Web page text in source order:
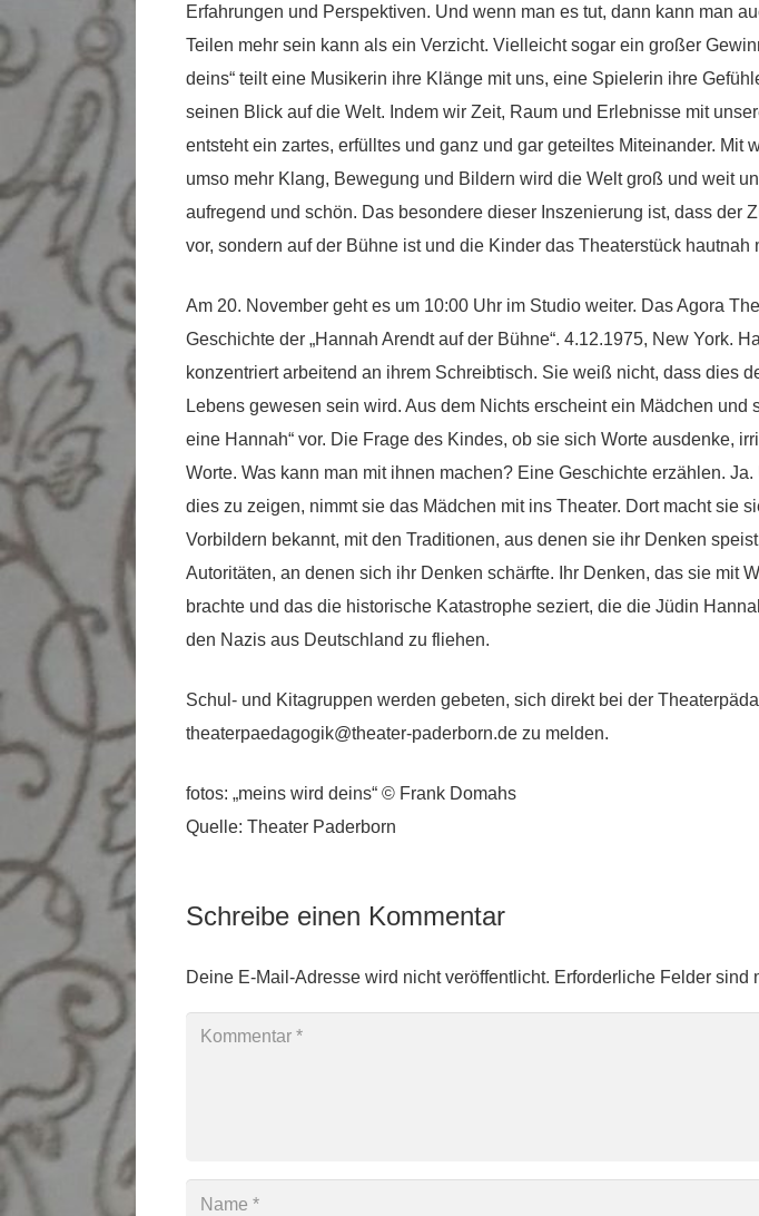
Erfahrungen und Perspektiven. Und wenn man es tut, dann kann man
Teilen mehr sein kann als ein Verzicht. Vielleicht sogar ein großer
deins“ teilt eine Musikerin ihre Klänge mit uns, eine Spielerin ihre
seinen Blick auf die Welt. Indem wir Zeit, Raum und Erlebnisse mit
entsteht ein zartes, erfülltes und ganz und gar geteiltes Miteinander. Mit
umso mehr Klang, Bewegung und Bildern wird die Welt groß und weit
aufregend und schön. Das besondere dieser Inszenierung ist, dass der
vor, sondern auf der Bühne ist und die Kinder das Theaterstück hautnah
Am 20. November geht es um 10:00 Uhr im Studio weiter. Das Agora
Geschichte der „Hannah Arendt auf der Bühne“. 4.12.1975, New York.
konzentriert arbeitend an ihrem Schreibtisch. Sie weiß nicht, dass dies
Lebens gewesen sein wird. Aus dem Nichts erscheint ein Mädchen und
eine Hannah“ vor. Die Frage des Kindes, ob sie sich Worte ausdenke,
Worte. Was kann man mit ihnen machen? Eine Geschichte erzählen. Ja.
dies zu zeigen, nimmt sie das Mädchen mit ins Theater. Dort macht sie
Vorbildern bekannt, mit den Traditionen, aus denen sie ihr Denken
Autoritäten, an denen sich ihr Denken schärfte. Ihr Denken, das sie mit
brachte und das die historische Katastrophe seziert, die die Jüdin
den Nazis aus Deutschland zu fliehen.
Schul- und Kitagruppen werden gebeten, sich direkt bei der
theaterpaedagogik@theater-paderborn.de zu melden.
fotos: „meins wird deins“ © Frank Domahs
Quelle: Theater Paderborn
Schreibe einen Kommentar
Deine E-Mail-Adresse wird nicht veröffentlicht. Erforderliche Felder sind